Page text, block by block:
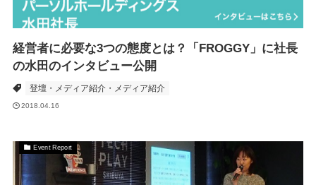
経営者に必要な3つの態度とは？「FROGGY」に社長
の水田のインタビュー公開
登壇・メディア紹介・メディア紹介
2018.04.16
Event Report